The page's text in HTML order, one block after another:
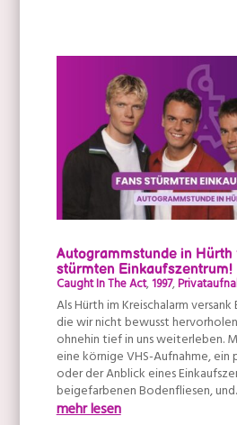
Autogrammstunde in Hürth
stürmten Einkaufszentrum!
Caught In The Act,1997,
Als Hürth im Kreischalarm
die wir nicht bewusst
ohnehin tief in uns weiterleben.
eine körnige VHS-Aufnahme, ein
oder der Anblick eines
beigefarbenen Bodenfliesen,
mehr lesen